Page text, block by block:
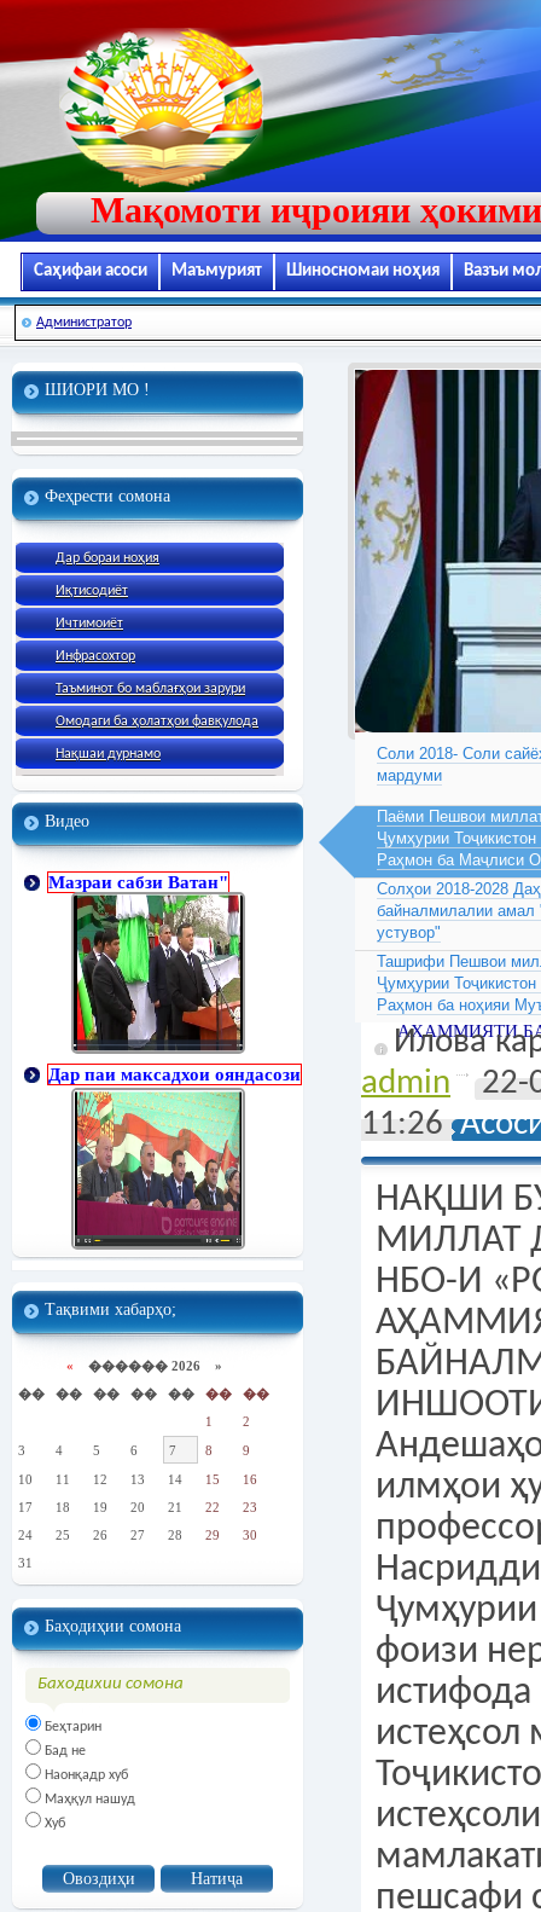
Мақомоти иҷроияи
Саҳифаи асоси Маъмурият Шиносномаи ноҳия Вазъи
Администратор
ШИОРИ МО !
Феҳрести сомона
Дар бораи ноҳия
Иқтисодиёт
Ичтимоиёт
Инфрасохтор
Таъминот бо маблағҳои зарури
Омодаги ба ҳолатҳои фавқулода
Нақшаи дурнамо
Видео
Мазраи сабзи Ватан"
Дар паи максадхои ояндасози
Тақвими хабарҳо;
« ������ 2026 »
��
�� �� �� �� ��
��
1
2
3
4 5 6 7 8
9
10
11 12 13 14 15
16
17
18 19 20 21 22
23
24
25 26 27 28 29
30
31
Баҳодиҳии сомона
Баходихии сомона
Беҳтарин
Бад не
Наонқадр хуб
Маҳқул нашуд
Хуб
Соли 2018- Соли
мардуми
Паёми Пешвои
Ҷумҳурии
Раҳмон ба Маҷлиси
Солҳои 2018-2028
байналмилалии
устувор"
Ташрифи Пешвои
Ҷумҳурии
Раҳмон ба ноҳияи
АҲАММИЯТИ
Илова
admin
22-
11:26
НАҚШИ БУЗУРГИ ПЕШВОИ МИЛЛАТ ДАР БУНЁДИ НБО-И «РОҒУН» ВА АҲАММИЯТИ БАЙНАЛМИЛАЛИИ ИН ИНШООТИ АСР. Андешаҳои доктори илмҳои ҳуқуқшиносӣ, профессор Эмомалӣ Насриддинзода «Дар Ҷумҳурии Тоҷикистон 98 фоизи неруи барқ бо истифода аз захираҳои об истеҳсол мегардад ва Тоҷикистон аз рӯи фоизи истеҳсоли «энергияи сабз» мамлакати шашуми пешсафи сайёра мебошад. Бо итминони комил метавон гуфт, ки баъди ба таври пурра ба истифода додани НБО-и «Роғун» нуфузу эътибори кишвари мо дар арсаи байналмилалӣ боз ҳам баланд хоҳад шуд». Ин матлабро 13 июли соли 2022 Пешвои миллат зимни мулоқот бо сохтмончиёни НБО-и «Роғун» вобаста ба истифодаи мақсадноки об- ин неъмати бузург бо назардошти вазъи феълии тағйирёбии иқлим изҳори доштанд. Мақолаи доктори илмҳои ҳуқуқшиносӣ, профессор, узви вобастаи Академияи миллии илмҳои Тоҷикистон Эмомалӣ Насриддинзода, ки дар зер оварда мешавадд, ба нақши бузурги Пешвои миллат дар бунёди НБО-и «Роғун» ва аҳаммияти байналмилалии ин иншооти аср бахшида шудааст. Яке аз муҳимтарин захираҳои табиии сайёраи замин об ба шумор рафта, маҳаки асосии ҳастии ҳаёти ҳама мавҷудот мебошад. Об ҳамчун унсури муқаддас дар ҳама давру замон барои зиндагии инсоният нақши ҳалкунанда дорад, зеро ин сарвати табииро барои пешрафту инкишофи тамоми соҳаҳои ҳаёти иҷтимоӣ ва иқтисодӣ истифода намудан имконпазир аст. Мояи сарафрозии миллати тоҷик ва мардуми Тоҷикистон аст, ки мамлакати мо дар саргаҳи дарёҳо ва пиряхҳои бузурги ҷаҳон қарор дошта, аз ҷиҳати иқтидори захираҳои обӣ яке аз кишварҳои намоён дар арсаи байналмилалӣ ба ҳисоб меравад. Ҳамзамон ин миқдор зарфияти обӣ имконияти хеле зиёдро дар самти таъмини рушди иқтисодиёти миллӣ мегузорад. Асосгузори сулҳу ваҳдати миллӣ-Пешвои миллат, Президенти Ҷумҳурии Тоҷикистон муҳтарам Эмомалӣ Раҳмон дар ин маврид таъкид намудаанд, ки «захираҳои об на танҳо неъмати бебаҳо, балки меҳвари асосии рушди устувор мебошанд». Дар баробари он ки захираҳои обии Ҷумҳурии Тоҷикистон таъминкунандаи рушди бемайлони тамоми соҳаҳои хоҷагии халқ мебошанд, ҳамчунин муаррифи давлат дар сатҳи ҷаҳонӣ ба ҳисоб мераванд. Зеро тибқи таҳлилҳо, Ҷумҳурии Тоҷикистон аз ҷиҳати дороии захираҳои обӣ дар ҷаҳон ҷойи ҳаштум, дар миқёси давлатҳои ИДМ ҷойи дуюм ва дар Осиёи Марказӣ ҷойи якумро соҳиб аст. Аз ин рӯ, захираҳои обӣ бояд оқилона ва самаранок истифода гардида, барои пешгирӣ аз камшавии онҳо тадбирҳои зарурӣ андешида шаванд. Муфидтарин роҳи пешгирӣ аз камшавии захираҳои обӣ бунёди неругоҳҳои обии барқӣ ба шумор меравад, ки ин сармояи ватаниро чӣ дар дохили мамлакат ва чӣ дар хориҷ аз он афзун менамояд. Президенти Ҷумҳурии Тоҷикистон муҳтарам Эмомалӣ Раҳмон дар Паёми худ ба Маҷлиси Олии Ҷумҳурии Тоҷикистон иброз доштанд, ки истеҳсоли қувваи барқи аз ҷиҳати экологӣ тоза масъалаи муҳим ба ҳисоб меравад. Ҳамчунин 16 ноябри соли 2018 Пешвои миллат дар суханронии худ дар маросими оғози кори агрегати якуми Неругоҳи барқи обии «Роғун» бо ишора ба ин масъалаи муҳим зикр карданд, ки «Роғун» бо истифода аз манбаи таҷдидшавандаи истеҳсоли неру ва барқи аз лиҳози экологӣ тозаи худ ба ҳамаи кишварҳои минтақа хизмат карда, обанбори он барои танзими захираи об, хусусан дар солҳои камобиву хушксолӣ нақши бузург хоҳад бозид». Дарвоқеъ, шароити мусоиди экологии Ҷумҳурии Тоҷикистон барои коркарди қувваи барқи аз ҷиҳати экологӣ тоза дорои имконияти фаровон мебошад. Ба ин хотир, имрӯз дар Ҷумҳурии Тоҷикистон истифодаи оқилонаи захираҳои обӣ ба таври васеъ ба роҳ монда шудааст. Тибқи таҳлили коршиносон, сатҳи истифодаи захираҳои обӣ бо мақсадҳои энергетикӣ ҳоло дар